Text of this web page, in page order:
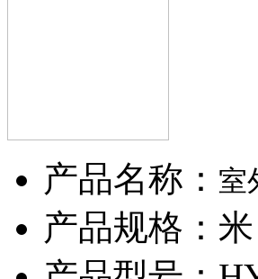
产品名称： 室
产品规格：米